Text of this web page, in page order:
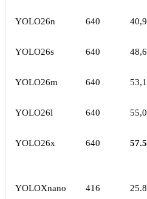
YOLO26n 640 40,9
YOLO26s 640 48,6
YOLO26m 640 53,1
YOLO26l 640 55,0
YOLO26x 640 57.5
YOLOXnano 416 25.8